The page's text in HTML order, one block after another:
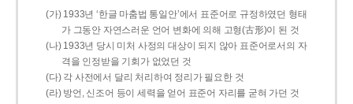
(가) 1933년 ‘한글 마춤법 통일안’에서 표준어로 규정하였던 형태
가 그동안 자연스러운 언어 변화에 의해 고형(古形)이 된 것
(나) 1933년 당시 미처 사정의 대상이 되지 않아 표준어로서의 자
격을 인정받을 기회가 없었던 것
(다) 각 사전에서 달리 처리하여 정리가 필요한 것
(라) 방언, 신조어 등이 세력을 얻어 표준어 자리를 굳혀 가던 것